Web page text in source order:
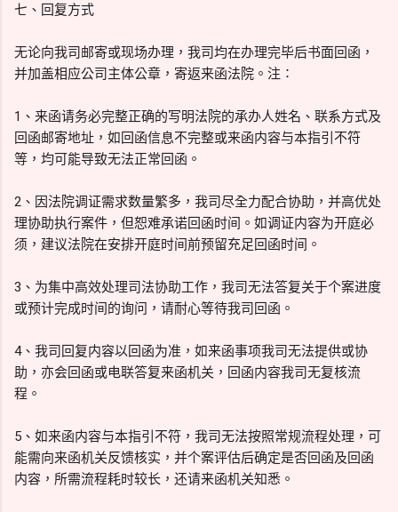
七、回复方式
无论向我司邮寄或现场办理，我司均在办理完毕后书面回函，
并加盖相应公司主体公章，寄返来函法院。注∶
1、来函请务必完整正确的写明法院的承办人姓名、联系方式及
回函邮寄地址，如回函信息不完整或来函内容与本指引不符
等，均可能导致无法正常回函。
2、因法院调证需求数量繁多，我司尽全力配合协助，并高优处
理协助执行案件，但恕难承诺回函时间。如调证内容为开庭必
须，建议法院在安排开庭时间前预留充足回函时间。
3、为集中高效处理司法协助工作，我司无法答复关于个案进度
或预计完成时间的询问，请耐心等待我司回函。
4、我司回复内容以回函为准，如来函事项我司无法提供或协
助，亦会回函或电联答复来函机关，回函内容我司无复核流
程。
5、如来函内容与本指引不符，我司无法按照常规流程处理，可
能需向来函机关反馈核实，并个案评估后确定是否回函及回函
内容，所需流程耗时较长，还请来函机关知悉。